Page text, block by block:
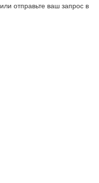
или отправьте ваш запрос в